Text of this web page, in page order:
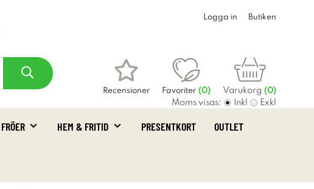
Logga in Butiken
Recensioner Favoriter (0) Varukorg (0)
Moms visas: Inkl Exkl
FRÖER HEM & FRITID PRESENTKORT OUTLET